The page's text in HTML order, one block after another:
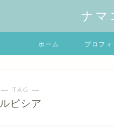
ナマ
ホーム プロフィ
― TAG ―
ルピシア